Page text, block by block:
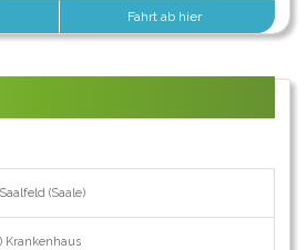
Fahrt ab hier
(Saale)
Krankenhaus